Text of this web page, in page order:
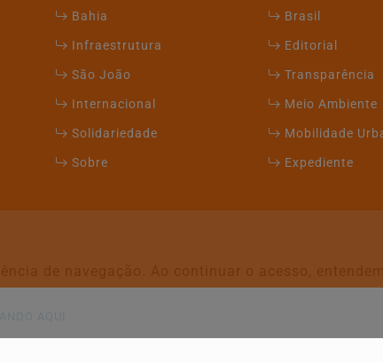
Bahia
Brasil
Infraestrutura
Editorial
São João
Transparência
Internacional
Meio Ambiente
Solidariedade
Mobilidade
Sobre
Expediente